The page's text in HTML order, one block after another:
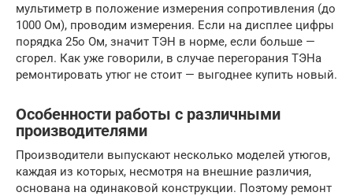
мультиметр в положение измерения сопротивления (до
1000 Ом), проводим измерения. Если на дисплее цифры
порядка 25о Ом, значит ТЭН в норме, если больше —
сгорел. Как уже говорили, в случае перегорания ТЭНа
ремонтировать утюг не стоит — выгоднее купить новый.
Особенности работы с различными
производителями
Производители выпускают несколько моделей утюгов,
каждая из которых, несмотря на внешние различия,
основана на одинаковой конструкции. Поэтому ремонт